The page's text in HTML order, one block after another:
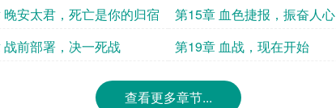
晚安太君，死亡是你的归宿 第15章 血色捷报，振奋人心
战前部署，决一死战 第19章 血战，现在开始
查看更多章节...